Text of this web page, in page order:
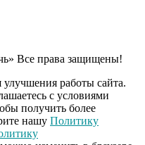
Все права защищены!
работы сайта.
с условиями
получить более
нашу Политику